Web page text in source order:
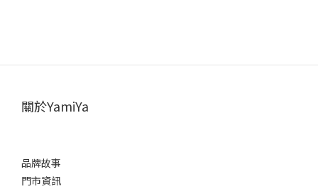
關於YamiYa
品牌故事
門市資訊